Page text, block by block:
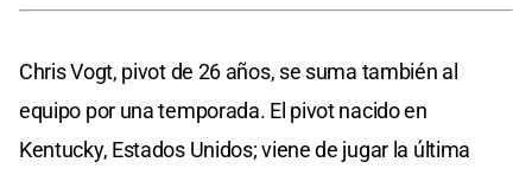
Chris Vogt, pivot de 26 años, se suma también al
equipo por una temporada. El pivot nacido en
Kentucky, Estados Unidos; viene de jugar la última